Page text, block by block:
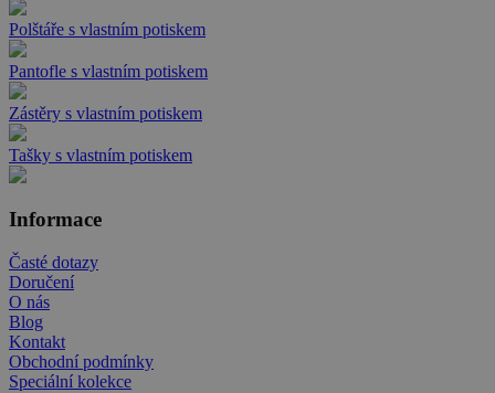
Polštáře s vlastním potiskem
Pantofle s vlastním potiskem
Zástěry s vlastním potiskem
Tašky s vlastním potiskem
Informace
Časté dotazy
Doručení
O nás
Blog
Kontakt
Obchodní podmínky
Speciální kolekce